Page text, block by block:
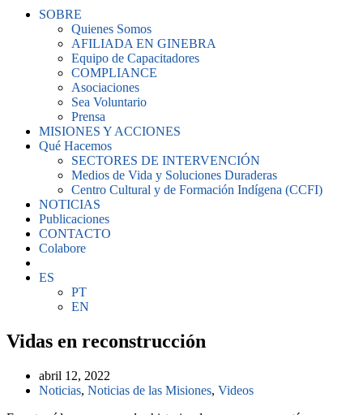
SOBRE
Quienes Somos
AFILIADA EN GINEBRA
Equipo de Capacitadores
COMPLIANCE
Asociaciones
Sea Voluntario
Prensa
MISIONES Y ACCIONES
Qué Hacemos
SECTORES DE INTERVENCIÓN
Medios de Vida y Soluciones Duraderas
Centro Cultural y de Formación Indígena (CCFI)
NOTICIAS
Publicaciones
CONTACTO
Colabore
ES
PT
EN
Vidas en reconstrucción
abril 12, 2022
Noticias, Noticias de las Misiones, Videos